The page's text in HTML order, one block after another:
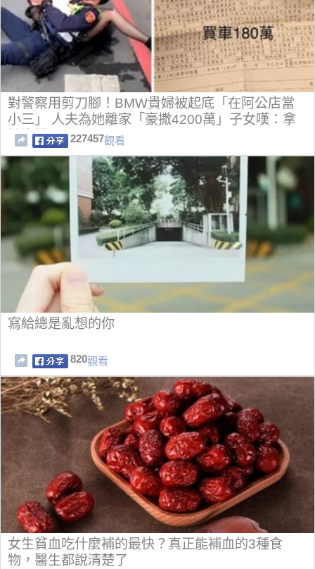
對警察用剪刀腳！BMW貴婦被起底「在阿公店當
小三」 人夫為她離家「豪撒4200萬」子女嘆：拿
她沒轍
227457觀看
寫給總是亂想的你
820觀看
女生貧血吃什麼補的最快？真正能補血的3種食
物，醫生都說清楚了